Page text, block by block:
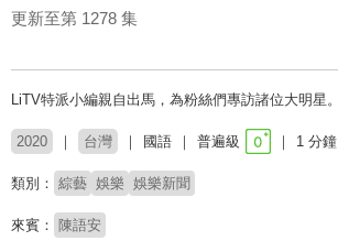
更新至第 1278 集
LiTV特派小編親自出馬，為粉絲們專訪諸位大明星。
2020 台灣 國語 普遍級 1 分鐘
類別： 綜藝 娛樂 娛樂新聞
來賓： 陳語安